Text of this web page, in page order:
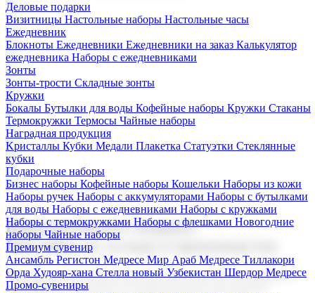
Деловые подарки
Визитницы Настольные наборы Настольные часы
Ежедневник
Блокноты Ежедневники Ежедневники на заказ Калькулятор
ежедневника Наборы с ежедневниками
Зонты
Зонты-трости Складные зонты
Кружки
Бокалы Бутылки для воды Кофейные наборы Кружки Стаканы
Термокружки Термосы Чайные наборы
Наградная продукция
Kристаллы Кубки Медали Плакетка Статуэтки Стеклянные
кубки
Подарочные наборы
Бизнес наборы Кофейные наборы Кошельки Наборы из кожи
Наборы ручек Наборы с аккумуляторами Наборы с бутылками
для воды Наборы с ежедневниками Наборы с кружками
Наборы с термокружками Наборы с флешками Новогодние
наборы Чайные наборы
Премиум сувенир
Ансамбль Регистон Медресе Мир Араб Медресе Тиллакори
Орда Худояр-хана Стелла новый Узбекистан Шердор Медресе
Промо-сувениры
Корпоративные подарки
Поставка со склада и производство
Мы предлагаем широкий выбор корпоративных подарков и
сувениров с логотипом. В нашем каталоге вы найдете